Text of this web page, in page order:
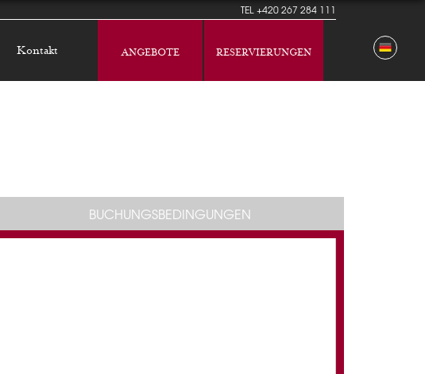
TEL+420 267 284 111
Kontakt ANGEBOTE RESERVIERUNGEN
BUCHUNGSBEDINGUNGEN